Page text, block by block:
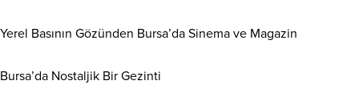
Yerel Basının Gözünden Bursa’da Sinema ve Magazin
Bursa’da Nostaljik Bir Gezinti